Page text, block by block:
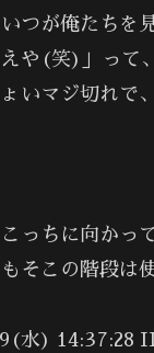
つが俺たちを
や(笑)」って
いマジ切れで
っちに向かっ
そこの階段は
水) 14:37:28